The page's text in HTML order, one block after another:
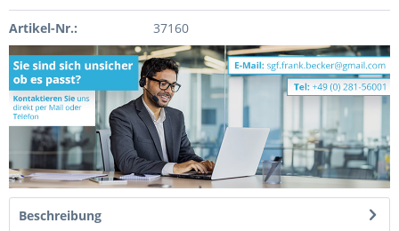
Artikel-Nr.: 37160
Beschreibung